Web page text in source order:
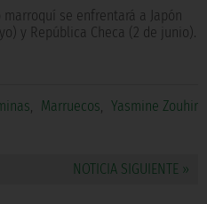
se enfrentará a Japón
y República Checa (2 de junio).
, Marruecos, Yasmine Zouhir
NOTICIA SIGUIENTE »